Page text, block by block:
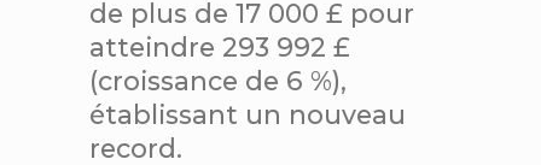
de plus de 17 000 £ pour
atteindre 293 992 £
(croissance de 6 %),
établissant un nouveau
record.